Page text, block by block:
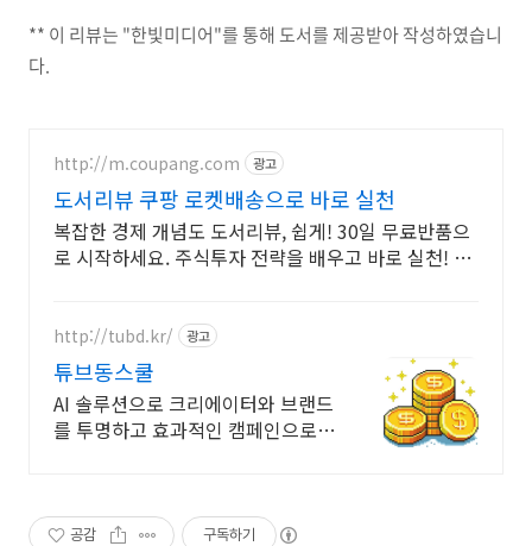
** 이 리뷰는 "한빛미디어"를 통해 도서를 제공받아 작성하였습니
다.
http://m.coupang.com 광고
도서리뷰 쿠팡 로켓배송으로 바로 실천
복잡한 경제 개념도 도서리뷰, 쉽게! 30일 무료반품으
로 시작하세요. 주식투자 전략을 배우고 바로 실천! 오
http://tubd.kr/ 광고
튜브동스쿨
AI 솔루션으로 크리에이터와 브랜드
를 투명하고 효과적인 캠페인으로
공감 구독하기